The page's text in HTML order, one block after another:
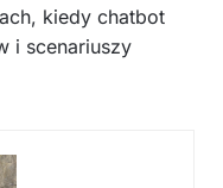
kiedy chatbot
i scenariuszy